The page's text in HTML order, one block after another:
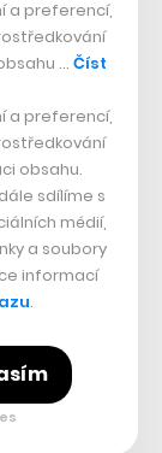
a preferencí,
… Číst
a preferencí,
obsahu.
sdílíme s
médií,
a soubory
informací
.